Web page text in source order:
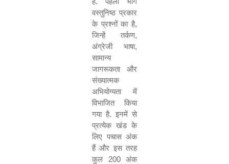
वस्तुनिष्ठ प्रकार
के प्रश्नों का है,
जिन्हें तर्कण,
अंग्रेजी भाषा,
सामान्य
जागरूकता और
संख्यात्मक
अभियोग्यता में
विभाजित किया
गया है. इनमें से
प्रत्येक खंड के
लिए पचास अंक
हैं और इस तरह
कुल 200अंक